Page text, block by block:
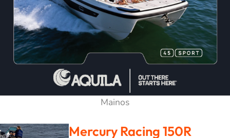
Mercury Racing 150R